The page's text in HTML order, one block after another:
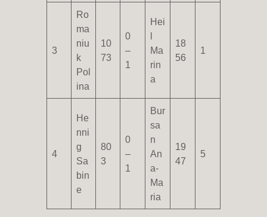
3
Ro
ma
niu
k
Pol
ina
10
73
0
–
1
Hei
l
Ma
rin
a
18
56
1
4
He
nni
g
Sa
bin
e
80
3
0
–
1
Bur
sa
n
An
a-
Ma
ria
19
47
5